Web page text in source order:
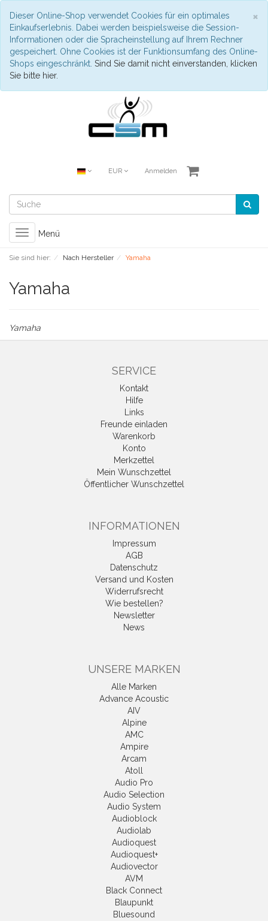
×
Dieser Online-Shop verwendet Cookies für ein optimales
Einkaufserlebnis. Dabei werden beispielsweise die Session-
Informationen oder die Spracheinstellung auf Ihrem Rechner
gespeichert. Ohne Cookies ist der Funktionsumfang des Online-
Shops eingeschränkt. Sind Sie damit nicht einverstanden, klicken
Sie bitte hier.
EUR Anmelden
Toggle
navigation
Menü
Sie sind hier: Nach Hersteller Yamaha
Yamaha
Yamaha
SERVICE
Kontakt
Hilfe
Links
Freunde einladen
Warenkorb
Konto
Merkzettel
Mein Wunschzettel
Öffentlicher Wunschzettel
INFORMATIONEN
Impressum
AGB
Datenschutz
Versand und Kosten
Widerrufsrecht
Wie bestellen?
Newsletter
News
UNSERE MARKEN
Alle Marken
Advance Acoustic
AIV
Alpine
AMC
Ampire
Arcam
Atoll
Audio Pro
Audio Selection
Audio System
Audioblock
Audiolab
Audioquest
Audioquest+
Audiovector
AVM
Black Connect
Blaupunkt
Bluesound